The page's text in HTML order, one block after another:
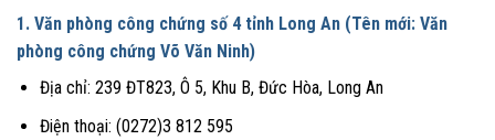
1. Văn phòng công chứng số 4 tỉnh Long An (Tên mới: Văn
phòng công chứng Võ Văn Ninh)
Địa chỉ: 239 ĐT823, Ô 5, Khu B, Đức Hòa, Long An
Điện thoại: (0272)3 812 595